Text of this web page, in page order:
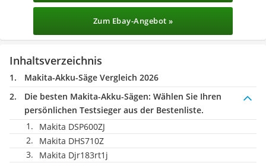
Zum Ebay-Angebot »
Inhaltsverzeichnis
Makita-Akku-Säge Vergleich 2026
Die besten Makita-Akku-Sägen: Wählen Sie Ihren
persönlichen Testsieger aus der Bestenliste.
Makita DSP600ZJ
Makita DHS710Z
Makita Djr183rt1j